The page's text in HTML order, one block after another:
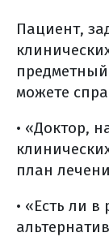
Пациент,
можете
• «Доктор,
план
• «Есть ли